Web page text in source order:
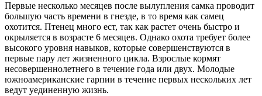
Первые несколько месяцев после вылупления самка проводит
большую часть времени в гнезде, в то время как самец
охотится. Птенец много ест, так как растет очень быстро и
окрыляется в возрасте 6 месяцев. Однако охота требует более
высокого уровня навыков, которые совершенствуются в
первые пару лет жизненного цикла. Взрослые кормят
несовершеннолетнего в течение года или двух. Молодые
южноамериканские гарпии в течение первых нескольких лет
ведут уединенную жизнь.